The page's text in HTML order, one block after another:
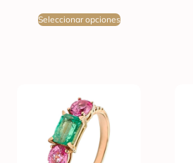
Seleccionar opciones